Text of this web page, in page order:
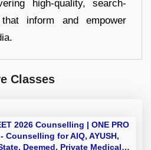
high-quality, search-
inform and empower
Classes
2026 Counselling | ONE PRO
- Counselling for AIQ, AYUSH,
Deemed, Private Medical